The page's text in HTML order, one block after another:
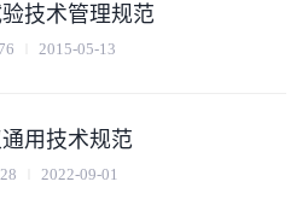
技术管理规范
2015-05-13
用技术规范
2022-09-01